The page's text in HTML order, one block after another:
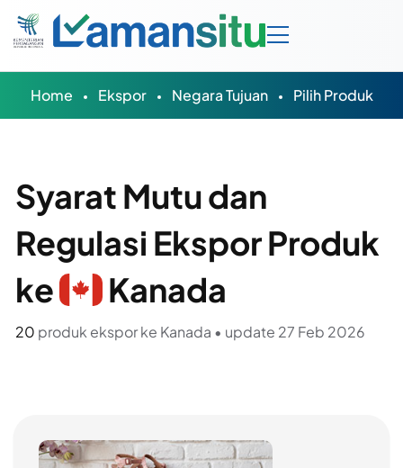
Home Ekspor Negara Tujuan Pilih Produk
Syarat Mutu dan
Regulasi Ekspor Produk
ke
Kanada
20 produk ekspor ke Kanada • update 27 Feb 2026